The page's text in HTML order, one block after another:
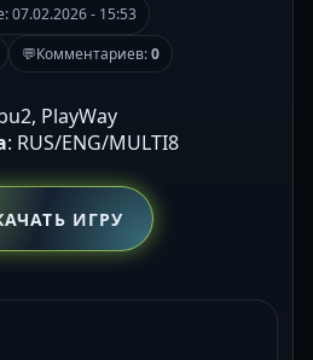
07.02.2026 - 15:53
💬Комментариев:0
PlayWay
: RUS/ENG/MULTI8
ИГРУ